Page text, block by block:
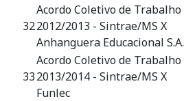
32
Acordo Coletivo de Trabalho
2012/2013 - Sintrae/MS X
Anhanguera Educacional S.A.
33
Acordo Coletivo de Trabalho
2013/2014 - Sintrae/MS X
Funlec